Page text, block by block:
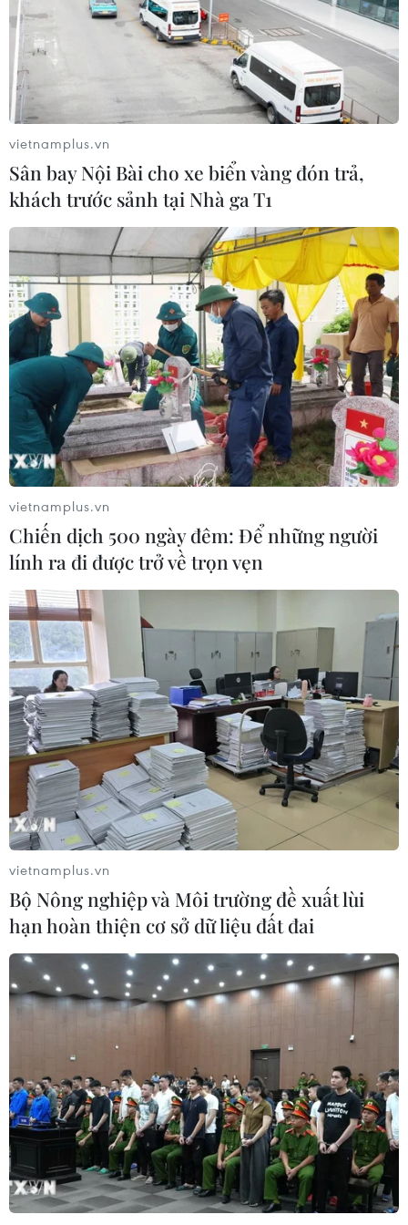
TIN CÙNG CHUYÊN MỤC
Chọn đúng đầu tàu: Danh mục
doanh nghiệp nhà nước mạnh và bài
toán giao nhiệm vụ
06/08/2026 00:56
Giá dầu thô biến động nhẹ khi triển
vọng đàm phán Trung Đông vẫn khó
vietnamplus.vn
Sân bay Nội Bài cho xe biển vàng đón trả,
khách trước sảnh tại Nhà ga T1
vietnamplus.vn
Chiến dịch 500 ngày đêm: Để những người
lính ra đi được trở về trọn vẹn
vietnamplus.vn
Bộ Nông nghiệp và Môi trường đề xuất lùi
hạn hoàn thiện cơ sở dữ liệu đất đai